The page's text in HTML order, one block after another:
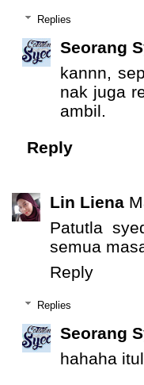
Replies
Seorang
kannn,
nak juga
ambil.
Reply
Lin Liena
Patutla
semua
Reply
Replies
Seorang
hahaha